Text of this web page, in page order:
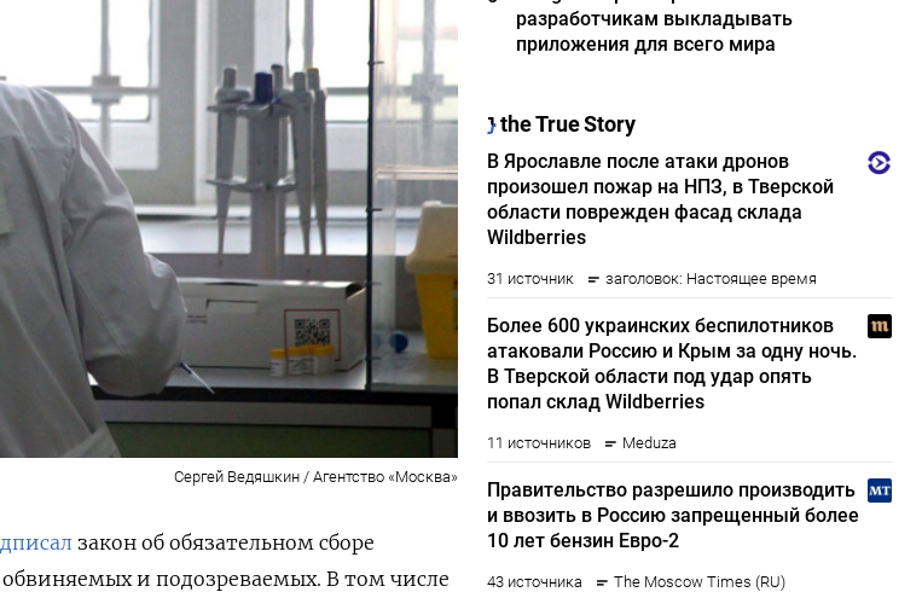
Сергей Ведяшкин / Агентство «Москва»
закон об обязательном сборе
и подозреваемых. В том числе
разработчикам выкладывать
приложения для всего мира